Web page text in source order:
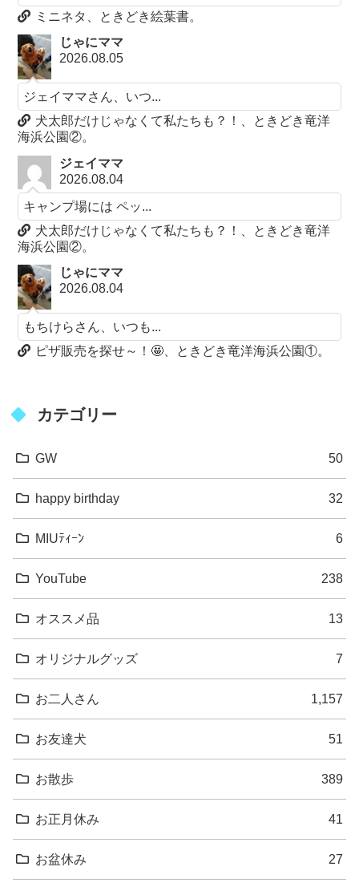
ミニネタ、ときどき絵葉書。
じゃにママ
2026.08.05
ジェイママさん、いつ...
犬太郎だけじゃなくて私たちも？！、ときどき竜洋
海浜公園②。
ジェイママ
2026.08.04
キャンプ場には ペッ...
犬太郎だけじゃなくて私たちも？！、ときどき竜洋
海浜公園②。
じゃにママ
2026.08.04
もちけらさん、いつも...
ピザ販売を探せ～！🤩、ときどき竜洋海浜公園①。
カテゴリー
GW 50
happy birthday 32
MIUﾃｨｰﾝ 6
YouTube 238
オススメ品 13
オリジナルグッズ 7
お二人さん 1,157
お友達犬 51
お散歩 389
お正月休み 41
お盆休み 27